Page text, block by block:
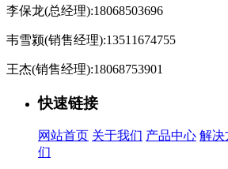
李保龙(总经理):18068503696
韦雪颍(销售经理):13511674755
王杰(销售经理):18068753901
快速链接
网站首页 关于我们 产品中心 解决
们